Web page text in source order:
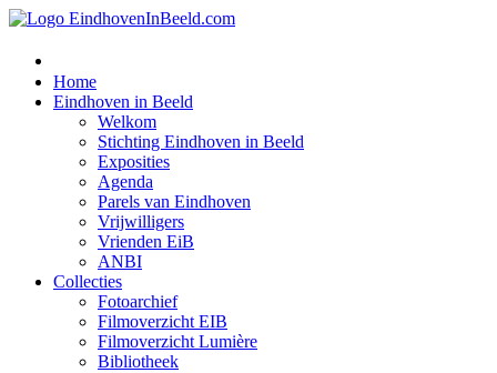
Home
Eindhoven in Beeld
Welkom
Stichting Eindhoven in Beeld
Exposities
Agenda
Parels van Eindhoven
Vrijwilligers
Vrienden EiB
ANBI
Collecties
Fotoarchief
Filmoverzicht EIB
Filmoverzicht Lumière
Bibliotheek